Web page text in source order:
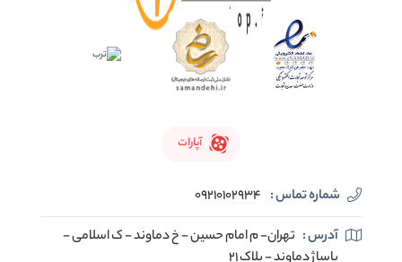
آپارات
شماره تماس : 09210102934
آدرس : تهران- م امام حسین - خ دماوند - ک اسلامی -